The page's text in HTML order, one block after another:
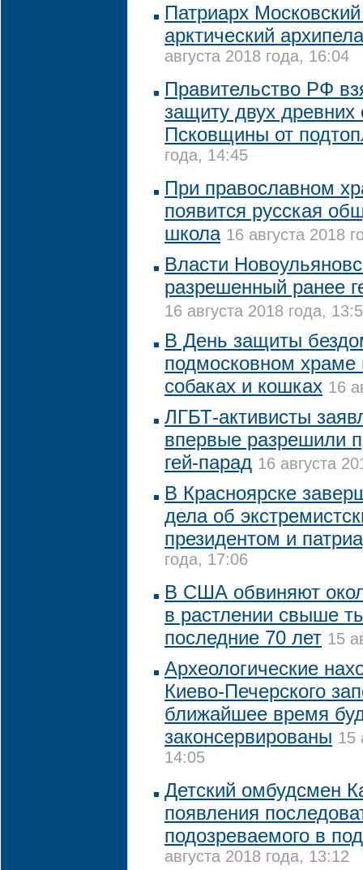
Патриарх
арктический
августа 2018 года, 16:04
Правительство РФ
защиту двух древних
Псковщины от
года, 14:45
При православном
появится русская
школа 16 августа 2018
Власти
разрешенный ранее
16 августа 2018 года,
В День защиты
подмосковном храме
собаках и кошках 16
ЛГБТ-активисты
впервые разрешили
гей-парад 16 августа
В Красноярске
дела об
президентом и
года, 17:06
В США обвиняют
в растлении свыше
последние 70 лет 15
Археологические
Киево-Печерского
ближайшее время
законсервированы 15
14:05
Детский омбудсмен
появления
подозреваемого в
августа 2018 года, 13:12